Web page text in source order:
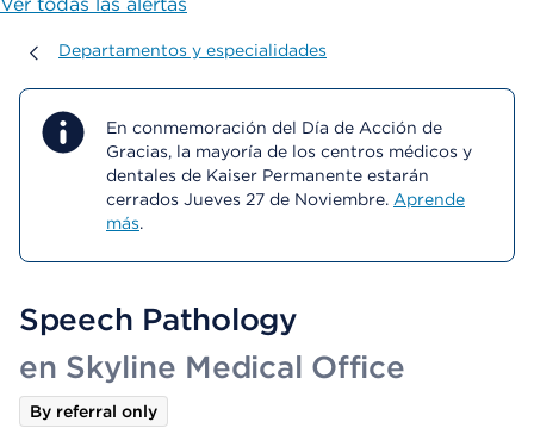
Departamentos y especialidades
Departamentos y especialidades
En conmemoración del Día de Acción de
Gracias, la mayoría de los centros médicos y
dentales de Kaiser Permanente estarán
cerrados Jueves 27 de Noviembre. Aprende
más.
Speech Pathology
en Skyline Medical Office
By referral only